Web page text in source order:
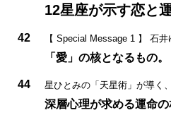
12星座が示す恋と
42 【 Special Message 1 】 石井
「愛」の核となるもの。
44 星ひとみの「天星術」が導く、
深層心理が求める運命の